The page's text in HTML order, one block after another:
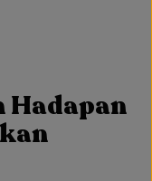
Hadapan